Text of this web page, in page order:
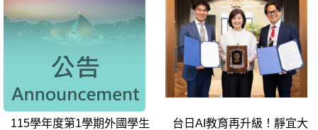
115學年度第1學期外國學生
台日AI教育再升級！靜宜大